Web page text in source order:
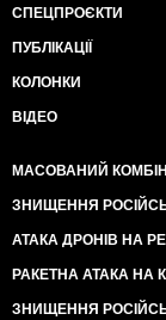
СПЕЦПРОЄКТИ
ПУБЛІКАЦІЇ
КОЛОНКИ
ВІДЕО
МАСОВАНИЙ
ЗНИЩЕННЯ
АТАКА ДРОНІВ НА
РАКЕТНА АТАКА НА
ЗНИЩЕННЯ